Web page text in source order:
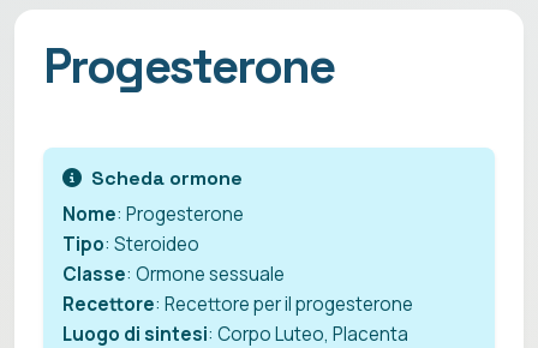
Progesterone
Scheda ormone
Nome: Progesterone
Tipo: Steroideo
Classe: Ormone sessuale
Recettore: Recettore per il progesterone
Luogo di sintesi: Corpo Luteo, Placenta